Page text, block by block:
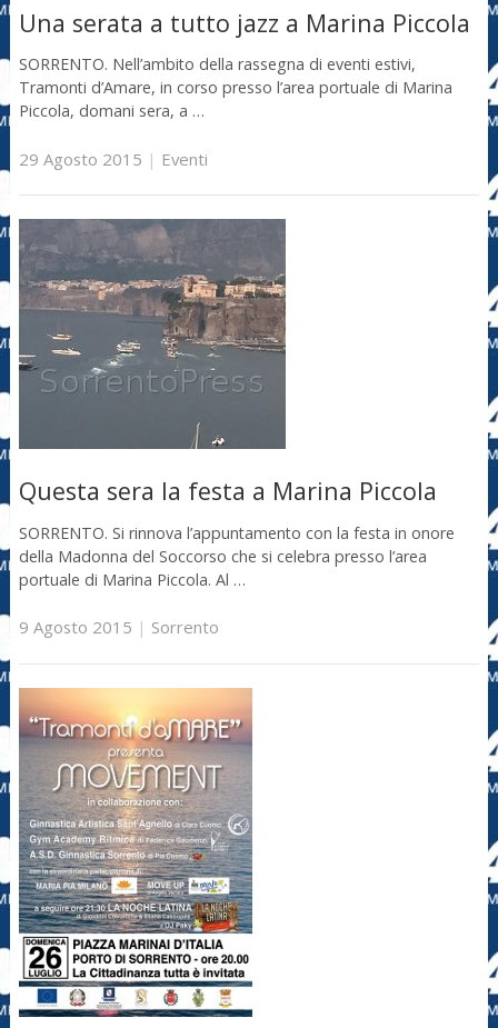
Una serata a tutto jazz a Marina Piccola
SORRENTO. Nell’ambito della rassegna di eventi estivi,
Tramonti d’Amare, in corso presso l’area portuale di Marina
Piccola, domani sera, a …
29 Agosto 2015 | Eventi
Questa sera la festa a Marina Piccola
SORRENTO. Si rinnova l’appuntamento con la festa in onore
della Madonna del Soccorso che si celebra presso l’area
portuale di Marina Piccola. Al …
9 Agosto 2015 | Sorrento